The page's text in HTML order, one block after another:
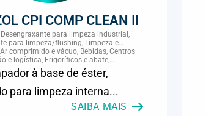
CPI COMP CLEAN II
Desengraxante para limpeza industrial,
para limpeza/flushing, Limpeza e
Ar comprimido e vácuo, Bebidas, Centros
e logística, Frigoríficos e abate,
e manutenção industrial
à base de éster,
para limpeza interna...
SAIBA MAIS